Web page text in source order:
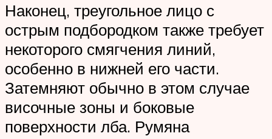
Наконец, треугольное лицо с
острым подбородком также требует
некоторого смягчения линий,
особенно в нижней его части.
Затемняют обычно в этом случае
височные зоны и боковые
поверхности лба. Румяна